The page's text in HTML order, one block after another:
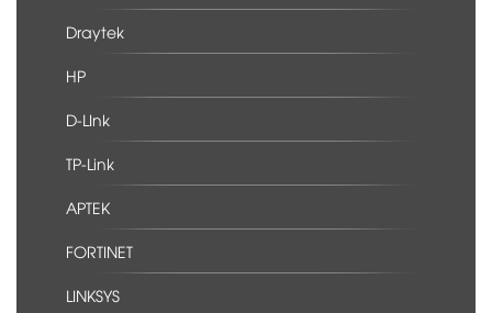
Draytek
HP
D-LInk
TP-Link
APTEK
FORTINET
LINKSYS